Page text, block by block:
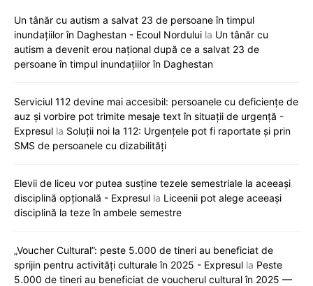
Un tânăr cu autism a salvat 23 de persoane în timpul
inundațiilor în Daghestan - Ecoul Nordului la Un tânăr cu
autism a devenit erou național după ce a salvat 23 de
persoane în timpul inundațiilor în Daghestan
Serviciul 112 devine mai accesibil: persoanele cu deficiențe de
auz și vorbire pot trimite mesaje text în situații de urgență -
Expresul la Soluții noi la 112: Urgențele pot fi raportate și prin
SMS de persoanele cu dizabilități
Elevii de liceu vor putea susține tezele semestriale la aceeași
disciplină opțională - Expresul la Liceenii pot alege aceeași
disciplină la teze în ambele semestre
„Voucher Cultural”: peste 5.000 de tineri au beneficiat de
sprijin pentru activități culturale în 2025 - Expresul la Peste
5.000 de tineri au beneficiat de voucherul cultural în 2025 —